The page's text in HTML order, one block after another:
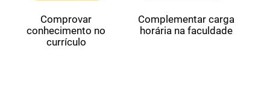
Comprovar
conhecimento no
currículo
Complementar carga
horária na faculdade